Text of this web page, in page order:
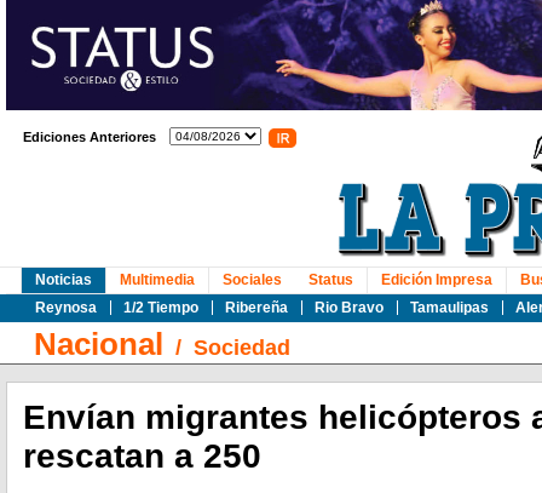
Ediciones Anteriores
Noticias
Reynosa
1/2 Tiempo Ribereña Rio Bravo Tamaulipas
Multimedia Sociales Status Edición Impresa
Nacional / Sociedad
Envían migrantes helicópteros
rescatan a 250